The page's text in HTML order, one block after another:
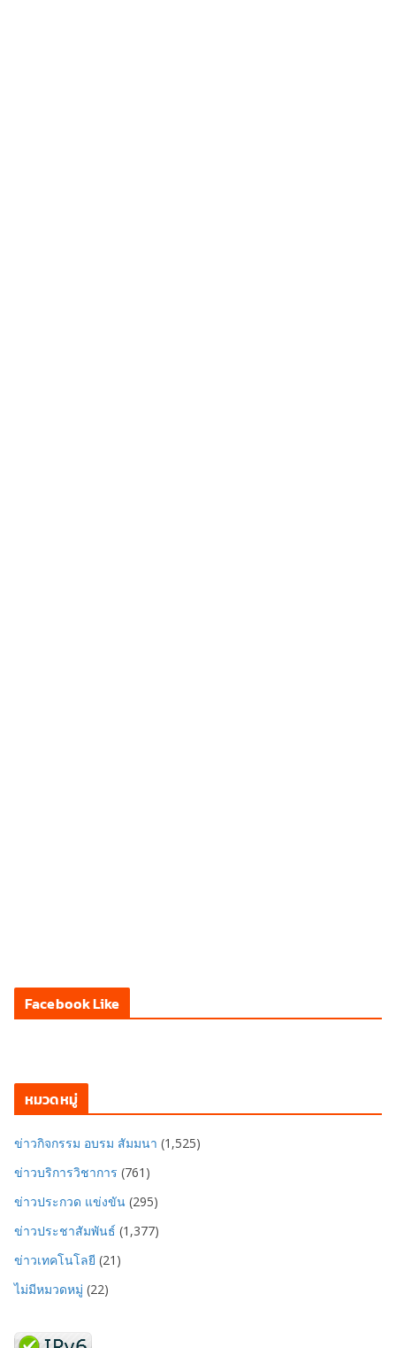
Facebook Like
หมวดหมู่
ข่าวกิจกรรม อบรม สัมมนา (1,525)
ข่าวบริการวิชาการ (761)
ข่าวประกวด แข่งขัน (295)
ข่าวประชาสัมพันธ์ (1,377)
ข่าวเทคโนโลยี (21)
ไม่มีหมวดหมู่ (22)